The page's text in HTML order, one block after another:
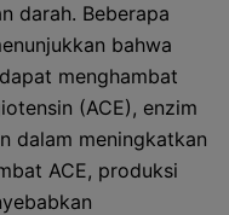
darah. Beberapa
bahwa
menghambat
(ACE), enzim
dalam meningkatkan
ACE, produksi